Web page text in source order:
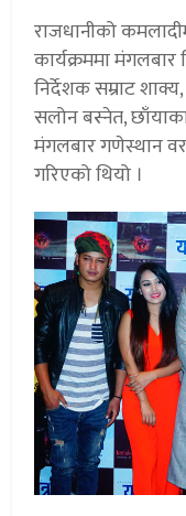
राजधानीको
कार्यक्रममा
निर्देशक सम्राट
सलोन बस्नेत,
मंगलबार गणेस्थान
गरिएको थियो ।